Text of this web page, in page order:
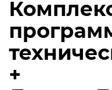
+